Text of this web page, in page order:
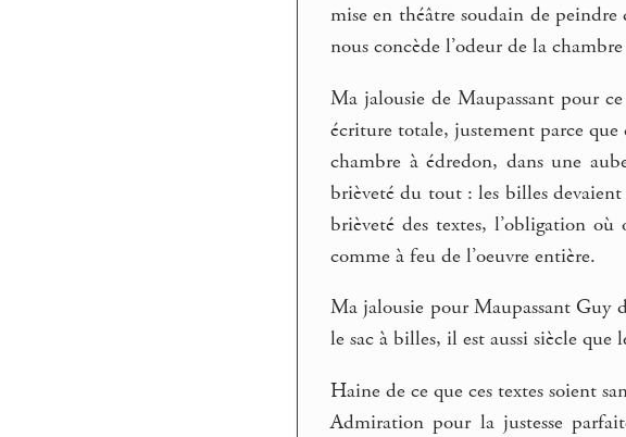
mise en théâtre soudain de
nous concède l’odeur de la
Ma jalousie de Maupassant pour
écriture totale, justement parce
chambre à édredon, dans une
brièveté du tout : les billes devaient
brièveté des textes, l’obligation
comme à feu de l’oeuvre entière.
Ma jalousie pour Maupassant Guy
le sac à billes, il est aussi siècle
Haine de ce que ces textes soient
Admiration pour la justesse